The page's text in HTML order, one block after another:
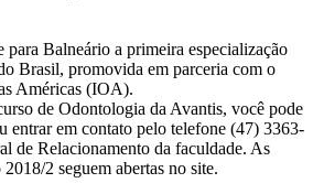
Balneário a primeira especialização
Brasil, promovida em parceria com o
Américas (IOA).
de Odontologia da Avantis, você pode
entrar em contato pelo telefone (47) 3363-
de Relacionamento da faculdade. As
2 seguem abertas no site.